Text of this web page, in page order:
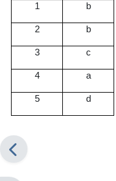
1 b
2 b
3 c
4 a
5 d